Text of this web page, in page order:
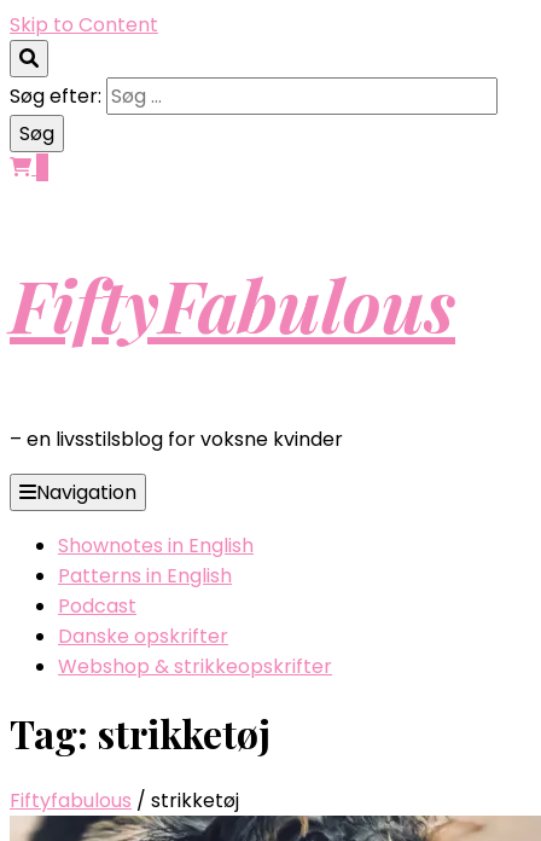
Skip to Content
Søg efter:
FiftyFabulous
– en livsstilsblog for voksne kvinder
Navigation
Shownotes in English
Patterns in English
Podcast
Danske opskrifter
Webshop & strikkeopskrifter
Tag: strikketøj
Fiftyfabulous / strikketøj